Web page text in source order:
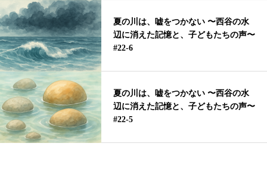
夏の川は、嘘をつかない 〜西谷の水
辺に消えた記憶と、子どもたちの声〜
#22-6
夏の川は、嘘をつかない 〜西谷の水
辺に消えた記憶と、子どもたちの声〜
#22-5